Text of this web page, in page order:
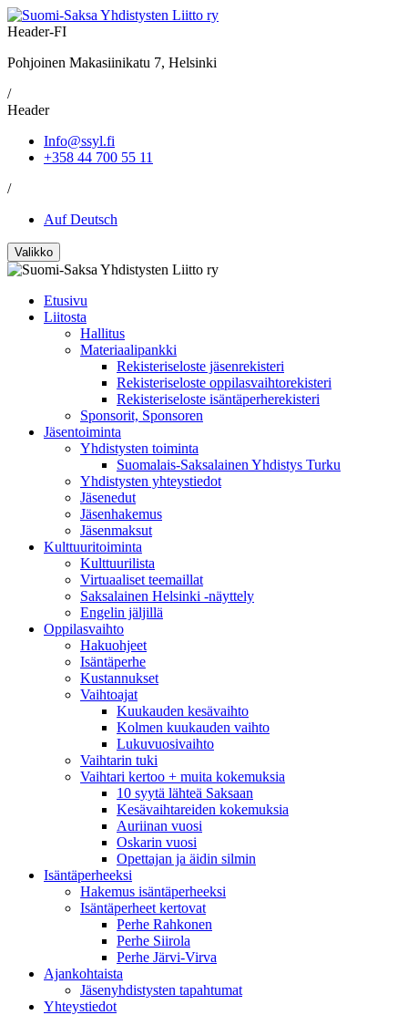
Header-FI
Pohjoinen Makasiinikatu 7, Helsinki
/
Header
Info@ssyl.fi
+358 44 700 55 11
/
Auf Deutsch
Valikko
Etusivu
Liitosta
Hallitus
Materiaalipankki
Rekisteriseloste jäsenrekisteri
Rekisteriseloste oppilasvaihtorekisteri
Rekisteriseloste isäntäperherekisteri
Sponsorit, Sponsoren
Jäsentoiminta
Yhdistysten toiminta
Suomalais-Saksalainen Yhdistys Turku
Yhdistysten yhteystiedot
Jäsenedut
Jäsenhakemus
Jäsenmaksut
Kulttuuritoiminta
Kulttuurilista
Virtuaaliset teemaillat
Saksalainen Helsinki -näyttely
Engelin jäljillä
Oppilasvaihto
Hakuohjeet
Isäntäperhe
Kustannukset
Vaihtoajat
Kuukauden kesävaihto
Kolmen kuukauden vaihto
Lukuvuosivaihto
Vaihtarin tuki
Vaihtari kertoo + muita kokemuksia
10 syytä lähteä Saksaan
Kesävaihtareiden kokemuksia
Auriinan vuosi
Oskarin vuosi
Opettajan ja äidin silmin
Isäntäperheeksi
Hakemus isäntäperheeksi
Isäntäperheet kertovat
Perhe Rahkonen
Perhe Siirola
Perhe Järvi-Virva
Ajankohtaista
Jäsenyhdistysten tapahtumat
Yhteystiedot